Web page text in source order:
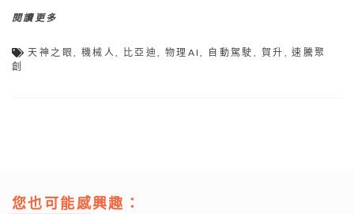
閱讀更多
天神之眼, 機械人, 比亞迪, 物理AI, 自動駕駛 , 賀升 ,速騰聚
創
您也可能感興趣：